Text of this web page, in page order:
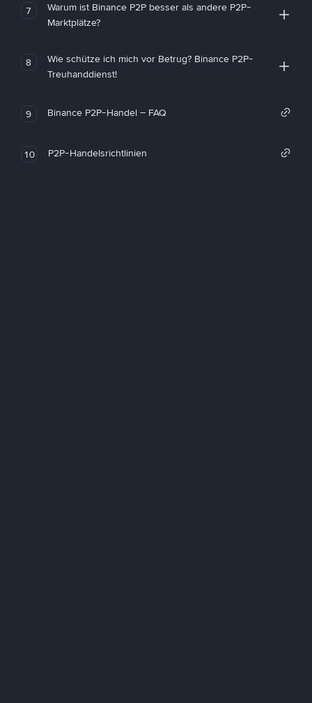
7
Warum ist Binance P2P besser als andere P2P-
Marktplätze?
8
Wie schütze ich mich vor Betrug? Binance P2P-
Treuhanddienst!
9 Binance P2P-Handel – FAQ
10 P2P-Handelsrichtlinien